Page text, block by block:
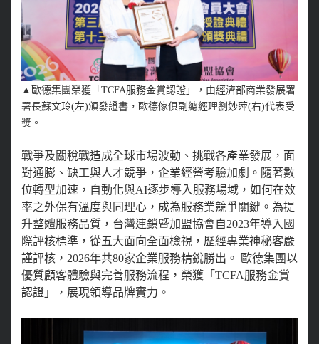
▲ 歐德集團榮獲「TCFA服務金賞認證」，由經濟部商業發展署
署長蘇文玲(左)頒發證書，歐德傢俱副總經理劉妙萍(右)代表受
獎。
戰爭及關稅戰造成全球市場波動、挑戰各產業發展，面
對通膨、缺工與人才競爭，企業經營考驗加劇。隨著數
位轉型加速，自動化與AI逐步導入服務場域，如何在效
率之外保有溫度與同理心，成為服務業競爭關鍵。為提
升整體服務品質，台灣連鎖暨加盟協會自2023年導入國
際評核標準，從五大面向全面檢視，歷經專業神秘客嚴
謹評核，2026年共80家企業服務精銳勝出。 歐德集團以
優質顧客體驗與完善服務流程，榮獲「TCFA服務金賞
認證」，展現領導品牌實力。